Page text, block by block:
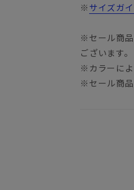
※ サイズガ
※セール商
ございます。
※カラーによ
※セール商品